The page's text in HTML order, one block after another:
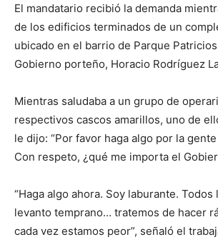
El mandatario recibió la demanda
de los edificios terminados de un
ubicado en el barrio de Parque
Gobierno porteño, Horacio Rodríguez
Mientras saludaba a un grupo de
respectivos cascos amarillos, uno de
le dijo: “Por favor haga algo por la
Con respeto, ¿qué me importa el
“Haga algo ahora. Soy laburante. Todos
levanto temprano… tratemos de hacer
cada vez estamos peor”, señaló el